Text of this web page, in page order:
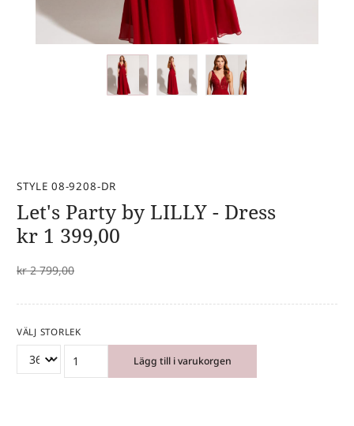
STYLE 08-9208-DR
Let's Party by LILLY - Dress
kr 1 399,00
kr 2 799,00
VÄLJ STORLEK
Lägg till i varukorgen